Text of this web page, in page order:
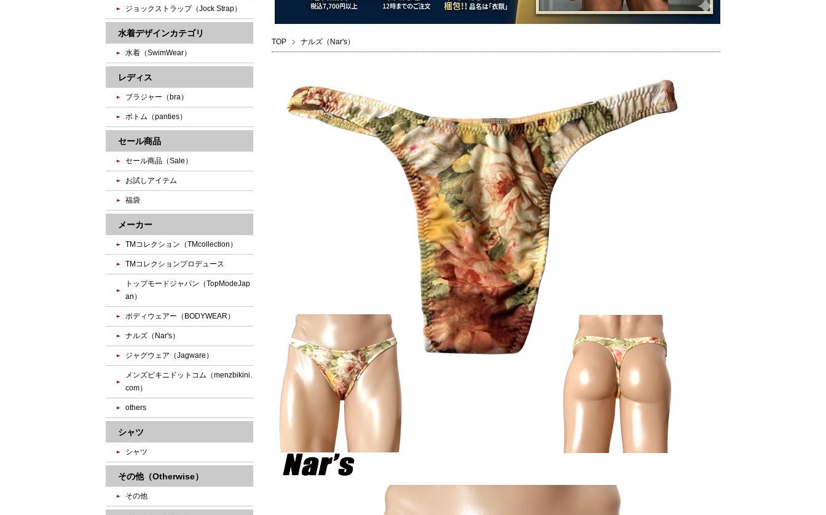
TOP ナルズ（Nar's）
ジョックストラップ（Jock Strap）
水着デザインカテゴリ
水着（SwimWear）
レディス
ブラジャー（bra）
ボトム（panties）
セール商品
セール商品（Sale）
お試しアイテム
福袋
メーカー
TMコレクション（TMcollection）
TMコレクションプロデュース
トップモードジャパン（TopModeJap
an）
ボディウェアー（BODYWEAR）
ナルズ（Nar's）
ジャグウェア（Jagware）
メンズビキニドットコム（menzbikini.
com）
others
シャツ
シャツ
その他（Otherwise）
その他